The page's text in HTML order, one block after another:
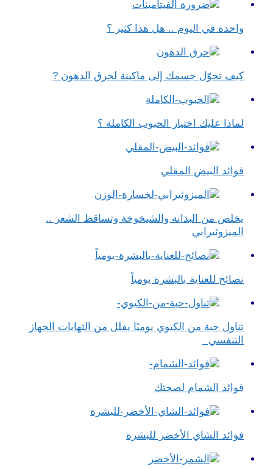
واحدة في اليوم .. هل هذا كثير ؟
كيف تحوّل جسمك إلى ماكينة لحرق الدهون ?
لماذا عليك اختيار الحبوب الكاملة ؟
فوائد البيض المقلي
يخلص من البدانة والشيخوخة وتساقط الشعر ..
الميزوثيرابي
نصائح للعناية بالبشرة يومياً
تناول حبة من الكيوي يوميًا يقلل من التهابات الجهاز
التنفسي
فوائد الشمام لصحتك
فوائد الشاي الأخضر للبشرة